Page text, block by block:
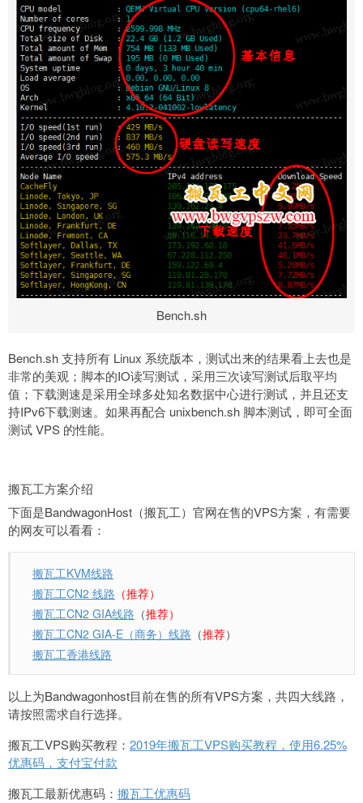
Bench.sh
Bench.sh 支持所有 Linux 系统版本，测试出来的结果看上去也是
非常的美观；脚本的IO读写测试，采用三次读写测试后取平均
值；下载测速是采用全球多处知名数据中心进行测试，并且还支
持IPv6下载测速。如果再配合 unixbench.sh 脚本测试，即可全面
测试 VPS 的性能。
搬瓦工方案介绍
下面是BandwagonHost（搬瓦工）官网在售的VPS方案，有需要
的网友可以看看：
搬瓦工KVM线路
搬瓦工CN2 线路 （推荐）
搬瓦工CN2 GIA线路 （推荐）
搬瓦工CN2 GIA-E（商务）线路 （推荐）
搬瓦工香港线路
以上为Bandwagonhost目前在售的所有VPS方案，共四大线路，
请按照需求自行选择。
搬瓦工VPS购买教程： 2019年搬瓦工VPS购买教程，使用6.25%
优惠码，支付宝付款
搬瓦工最新优惠码： 搬瓦工优惠码